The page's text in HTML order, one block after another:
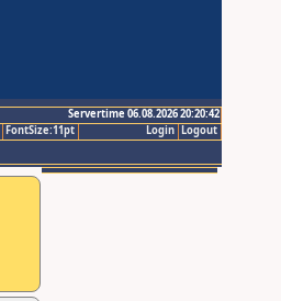
Servertime 06.08.2026 20:20:42
Logout
Login
FontSize:11pt